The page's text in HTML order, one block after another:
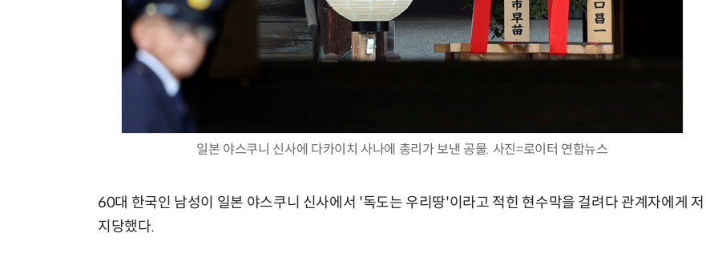
일본 야스쿠니 신사에 다카이치 사나에 총리가 보낸 공물. 사진=로이터 연합뉴스
60대 한국인 남성이 일본 야스쿠니 신사에서 '독도는 우리땅'이라고 적힌 현수막을 걸려다 관계자에게 저
지당했다.